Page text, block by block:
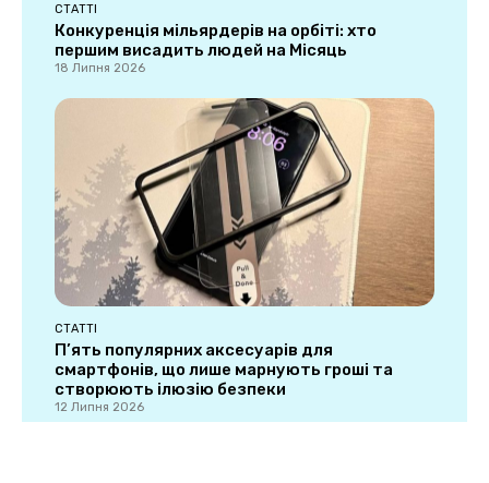
СТАТТІ
Конкуренція мільярдерів на орбіті: хто
першим висадить людей на Місяць
18 Липня 2026
СТАТТІ
П’ять популярних аксесуарів для
смартфонів, що лише марнують гроші та
створюють ілюзію безпеки
12 Липня 2026